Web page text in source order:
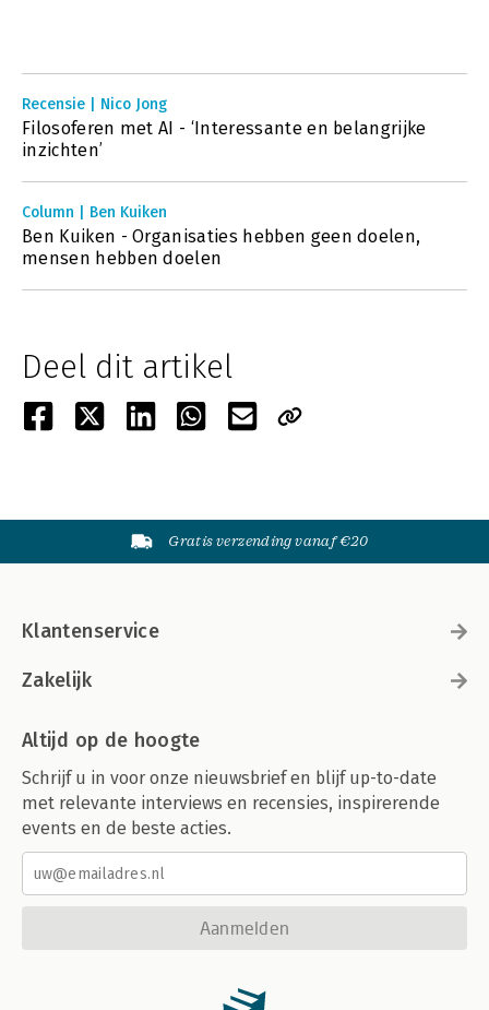
Recensie | Nico Jong
Filosoferen met AI - ‘Interessante en belangrijke
inzichten’
Column | Ben Kuiken
Ben Kuiken - Organisaties hebben geen doelen,
mensen hebben doelen
Deel dit artikel
Gratis verzending vanaf €20
Klantenservice
Zakelijk
Altijd op de hoogte
Schrijf u in voor onze nieuwsbrief en blijf up-to-date
met relevante interviews en recensies, inspirerende
events en de beste acties.
Aanmelden